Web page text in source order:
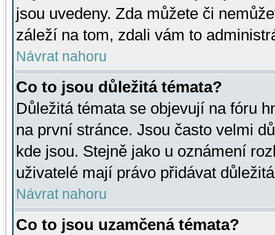
jsou uvedeny. Zda můžete či
záleží na tom, zdali vám to
Návrat nahoru
Co to jsou důležitá témata?
Důležitá témata se objevují na fóru
na první stránce. Jsou často velmi
kde jsou. Stejně jako u oznámení
uživatelé mají právo přidávat
Návrat nahoru
Co to jsou uzamčená témata?